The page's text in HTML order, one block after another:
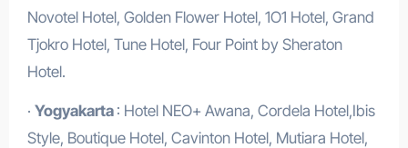
Novotel Hotel, Golden Flower Hotel, 1O1 Hotel, Grand
Tjokro Hotel, Tune Hotel, Four Point by Sheraton
Hotel.
· Yogyakarta : Hotel NEO+ Awana, Cordela Hotel,Ibis
Style, Boutique Hotel, Cavinton Hotel, Mutiara Hotel,